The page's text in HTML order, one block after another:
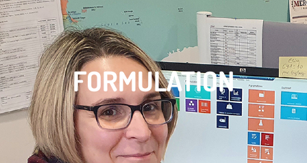
FORMULATION